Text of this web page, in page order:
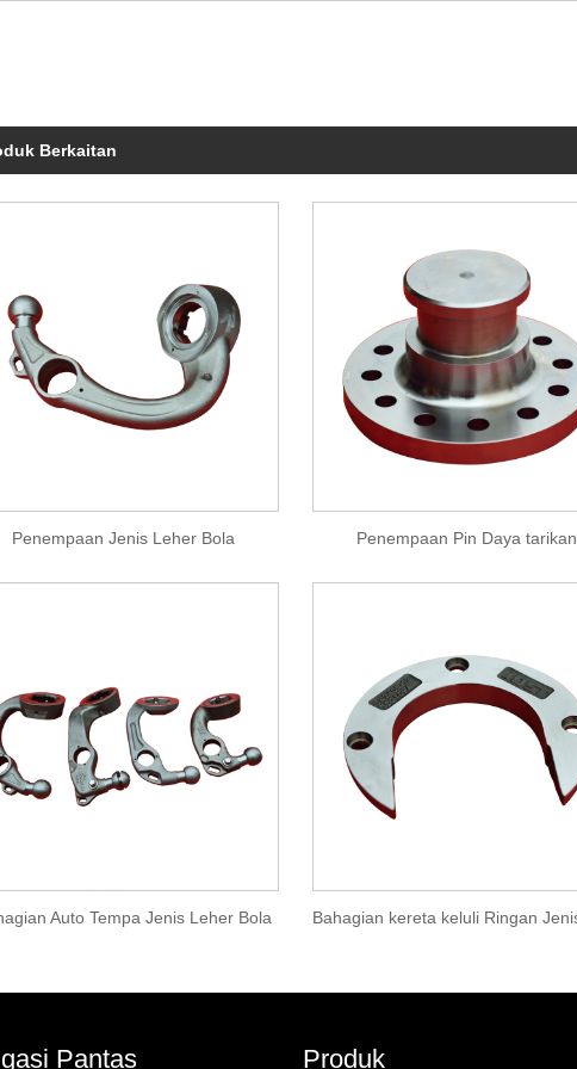
Berkaitan
Penempaan Jenis Leher Bola Penempaan Pin Daya tarikan
Auto Tempa Jenis Leher Bola
Pantas Produk